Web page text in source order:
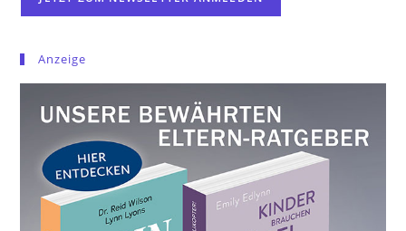
Anzeige